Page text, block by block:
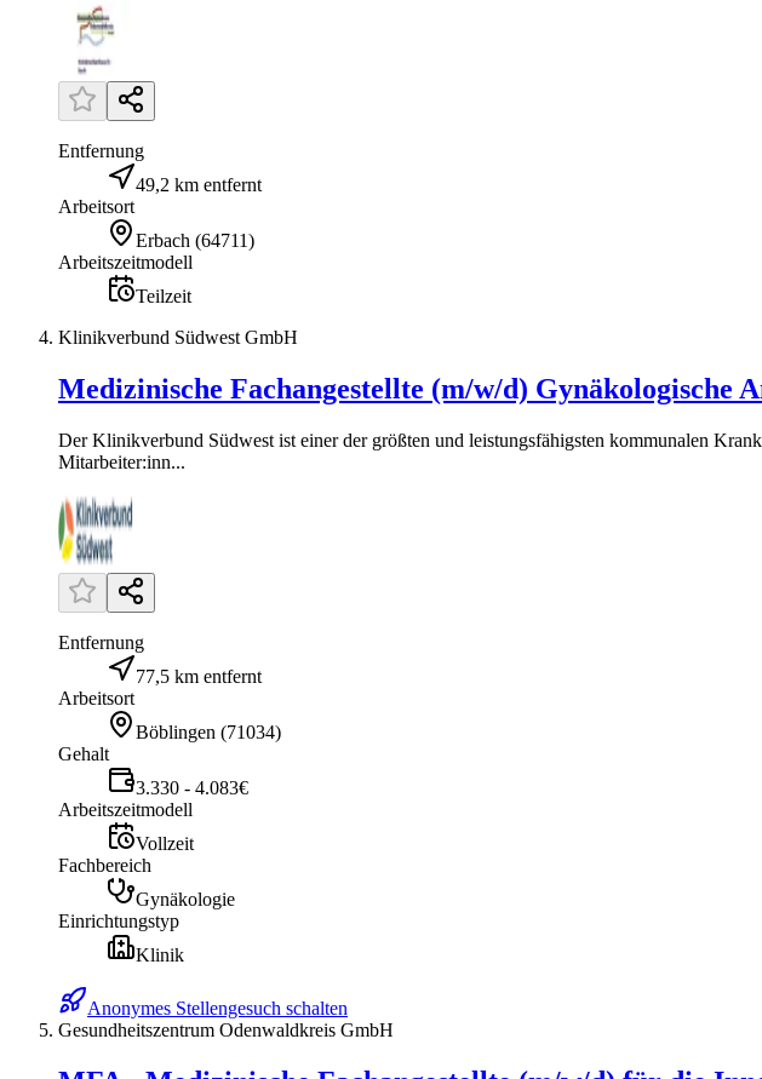
Entfernung
49,2 km entfernt
Arbeitsort
Erbach (64711)
Arbeitszeitmodell
Teilzeit
Klinikverbund Südwest GmbH
Medizinische Fachangestellte (m/w/d) Gynäkologische
Der Klinikverbund Südwest ist einer der größten und leistungsfähigsten kommunalen
Mitarbeiter:inn...
Entfernung
77,5 km entfernt
Arbeitsort
Böblingen (71034)
Gehalt
3.330 - 4.083€
Arbeitszeitmodell
Vollzeit
Fachbereich
Gynäkologie
Einrichtungstyp
Klinik
Anonymes Stellengesuch schalten
Gesundheitszentrum Odenwaldkreis GmbH